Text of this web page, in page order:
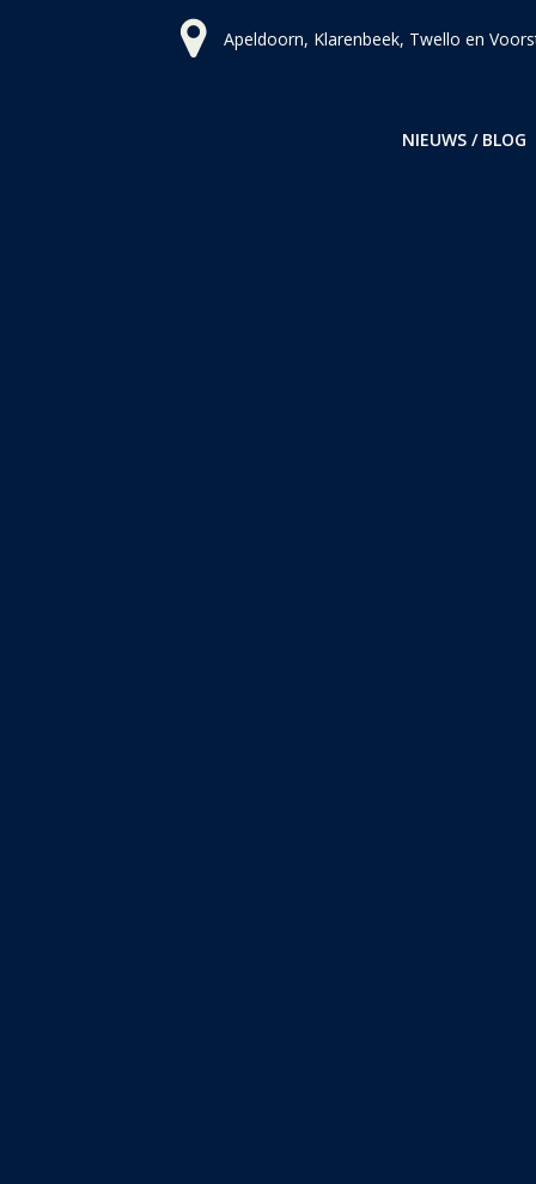
Apeldoorn, Klarenbeek, Twello en
NIEUWS / BLOG